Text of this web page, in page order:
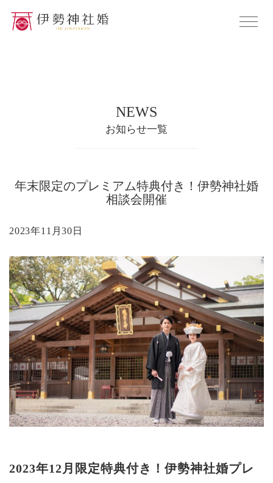
NEWS
お知らせ一覧
年末限定のプレミアム特典付き！伊勢神社婚
相談会開催
2023年11月30日
2023年12月限定特典付き！伊勢神社婚プレ